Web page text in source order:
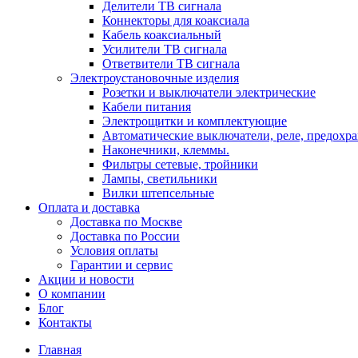
Делители ТВ сигнала
Коннекторы для коаксиала
Кабель коаксиальный
Усилители ТВ сигнала
Ответвители ТВ сигнала
Электроустановочные изделия
Розетки и выключатели электрические
Кабели питания
Электрощитки и комплектующие
Автоматические выключатели, реле,
Наконечники, клеммы.
Фильтры сетевые, тройники
Лампы, светильники
Вилки штепсельные
Оплата и доставка
Доставка по Москве
Доставка по России
Условия оплаты
Гарантии и сервис
Акции и новости
О компании
Блог
Контакты
Главная